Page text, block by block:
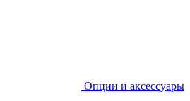
Опции и аксессуары